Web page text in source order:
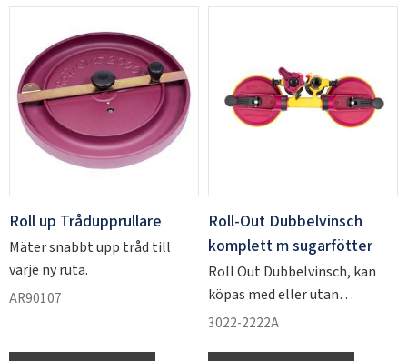
Roll up Trådupprullare
Mäter snabbt upp tråd till
varje ny ruta.
AR90107
Roll-Out Dubbelvinsch
komplett m sugarfötter
Roll Out Dubbelvinsch, kan
köpas med eller utan
sugkoppar.
3022-2222A